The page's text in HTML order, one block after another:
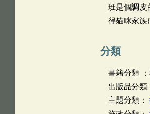
班是個調皮
得貓咪家族
分類
書籍分類
出版品分類
主題分類：